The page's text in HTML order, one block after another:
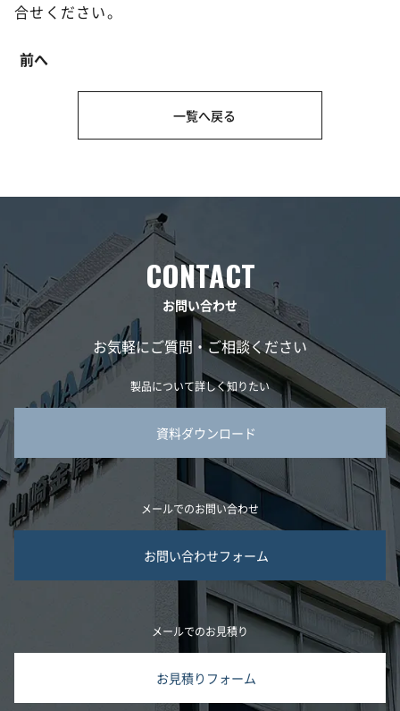
合せください。
前へ
一覧へ戻る
お問い合わせ
お気軽にご質問・ご相談ください
製品について詳しく知りたい
資料ダウンロード
メールでのお問い合わせ
お問い合わせフォーム
メールでのお見積り
お見積りフォーム